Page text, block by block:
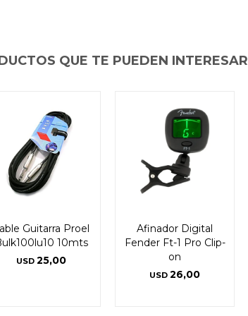
QUE TE PUEDEN INTERESAR
Guitarra Proel
10mts
USD 25,00
Afinador Digital
Fender Ft-1 Pro Clip-
on
USD 26,00